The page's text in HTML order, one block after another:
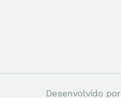
Desenvolvido por